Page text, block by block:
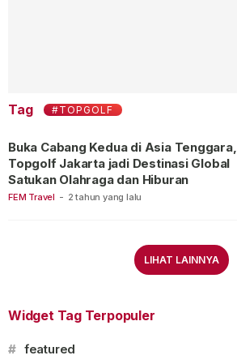
Tag #TOPGOLF
FEM Travel - 2 tahun yang lalu
Buka Cabang Kedua di Asia Tenggara,
Topgolf Jakarta jadi Destinasi Global
Satukan Olahraga dan Hiburan
LIHAT LAINNYA
Widget Tag Terpopuler
# featured